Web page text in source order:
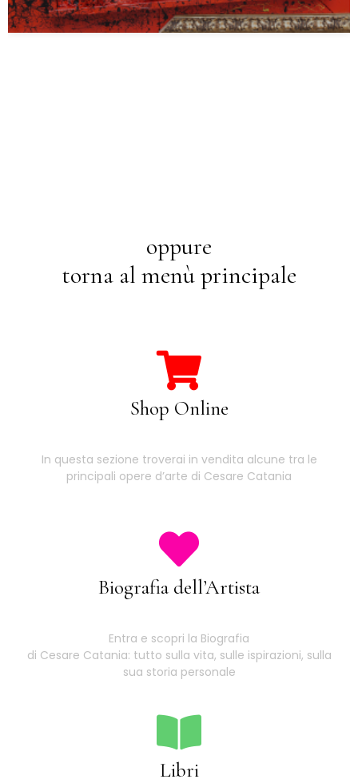
oppure
torna al menù principale
Shop Online
In questa sezione troverai in vendita alcune tra le
principali opere d’arte di Cesare Catania
Biografia dell’Artista
Entra e scopri la Biografia
di Cesare Catania: tutto sulla vita, sulle ispirazioni, sulla
sua storia personale
Libri